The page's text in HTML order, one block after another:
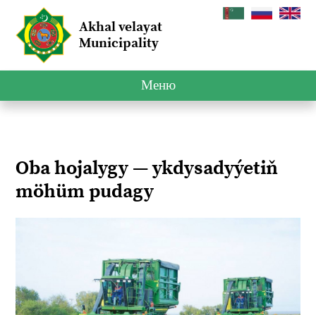
Akhal velayat
Municipality
Меню
Oba hojalygy — ykdysadyýetiň
möhüm pudagy